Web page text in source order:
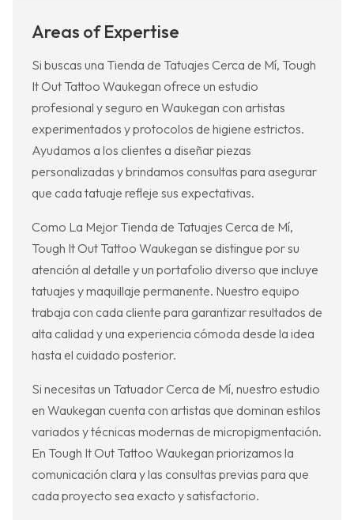
Areas of Expertise
Si buscas una Tienda de Tatuajes Cerca de Mí, Tough
It Out Tattoo Waukegan ofrece un estudio
profesional y seguro en Waukegan con artistas
experimentados y protocolos de higiene estrictos.
Ayudamos a los clientes a diseñar piezas
personalizadas y brindamos consultas para asegurar
que cada tatuaje refleje sus expectativas.
Como La Mejor Tienda de Tatuajes Cerca de Mí,
Tough It Out Tattoo Waukegan se distingue por su
atención al detalle y un portafolio diverso que incluye
tatuajes y maquillaje permanente. Nuestro equipo
trabaja con cada cliente para garantizar resultados de
alta calidad y una experiencia cómoda desde la idea
hasta el cuidado posterior.
Si necesitas un Tatuador Cerca de Mí, nuestro estudio
en Waukegan cuenta con artistas que dominan estilos
variados y técnicas modernas de micropigmentación.
En Tough It Out Tattoo Waukegan priorizamos la
comunicación clara y las consultas previas para que
cada proyecto sea exacto y satisfactorio.